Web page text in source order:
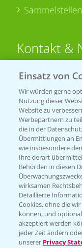
Kontakt &
Beratung
T.+49
KONTAKT
Hilfe in
T.+49
Einsatz von
Wir würden gerne
Nutzung dieser
Website zu
Werbepartnern zu
die in der
Übermittlungen an
wie insbesondere
Ihre derart
Behörden in diesen
wirksamen
Detaillierte
Cookies, ohne die
können, und
akzeptiert werden
jeder Zeit ändern
unserer Privacy